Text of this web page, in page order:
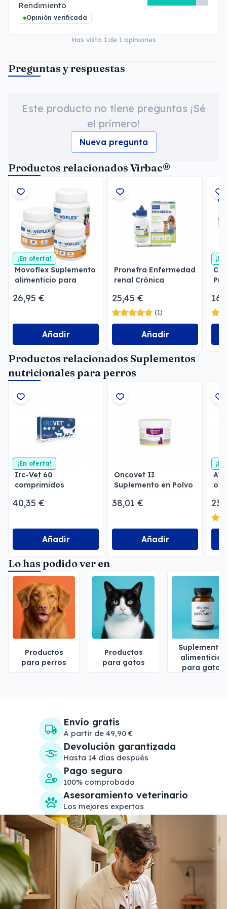
Rendimiento
Opinión verificada
Has visto 1 de 1 opiniones
Preguntas y respuestas
Este producto no tiene preguntas ¡Sé
el primero!
Nueva pregunta
Productos relacionados Virbac®
¡En oferta!
Movoflex Suplemento
alimenticio para
26,95 €
Añadir
Pronefra Enfermedad
renal Crónica
25,45 €
(1)
Añadir
Productos relacionados Suplementos
nutricionales para perros
¡En oferta!
Irc-Vet 60
comprimidos
40,35 €
Añadir
Oncovet II
Suplemento en Polvo
38,01 €
Añadir
Lo has podido ver en
Productos
para perros
Productos
para gatos
Suplementos
alimenticios
para gatos
Envío gratis
A partir de 49,90 €
Devolución garantizada
Hasta 14 días después
Pago seguro
100% comprobado
Asesoramiento veterinario
Los mejores expertos